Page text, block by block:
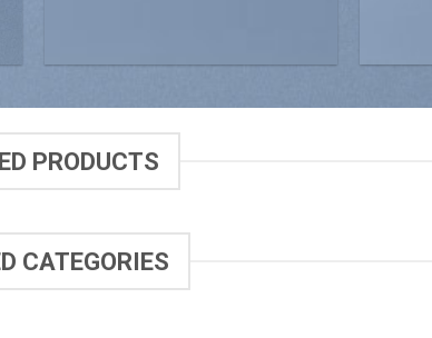
PRODUCTS
CATEGORIES